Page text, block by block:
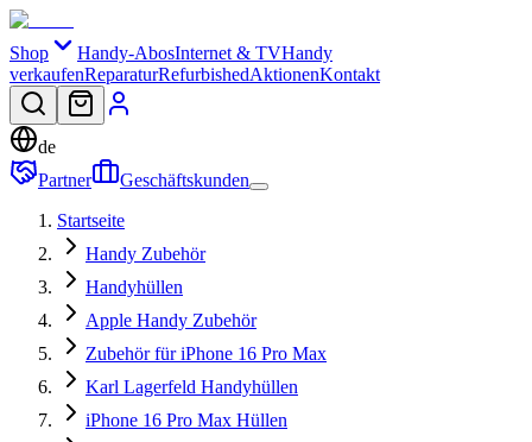
Shop Handy-AbosInternet & TVHandy
verkaufenReparaturRefurbishedAktionenKontakt
de
Partner
Geschäftskunden
Startseite
Handy Zubehör
Handyhüllen
Apple Handy Zubehör
Zubehör für iPhone 16 Pro Max
Karl Lagerfeld Handyhüllen
iPhone 16 Pro Max Hüllen